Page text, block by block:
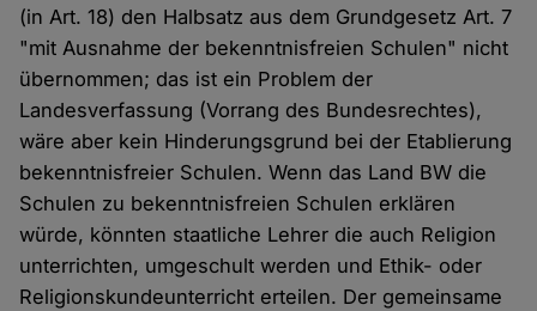
(in Art. 18) den Halbsatz aus dem Grundgesetz Art. 7
"mit Ausnahme der bekenntnisfreien Schulen" nicht
übernommen; das ist ein Problem der
Landesverfassung (Vorrang des Bundesrechtes),
wäre aber kein Hinderungsgrund bei der Etablierung
bekenntnisfreier Schulen. Wenn das Land BW die
Schulen zu bekenntnisfreien Schulen erklären
würde, könnten staatliche Lehrer die auch Religion
unterrichten, umgeschult werden und Ethik- oder
Religionskundeunterricht erteilen. Der gemeinsame